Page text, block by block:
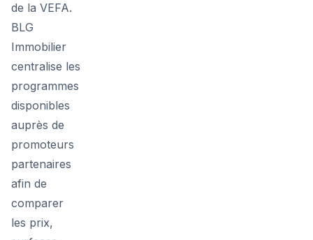
de la VEFA.
BLG
Immobilier
centralise les
programmes
disponibles
auprès de
promoteurs
partenaires
afin de
comparer
les prix,